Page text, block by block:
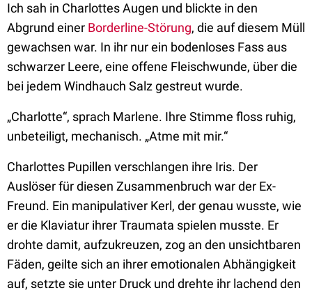
Ich sah in Charlottes Augen und blickte in den
Abgrund einer Borderline-Störung, die auf diesem Müll
gewachsen war. In ihr nur ein bodenloses Fass aus
schwarzer Leere, eine offene Fleischwunde, über die
bei jedem Windhauch Salz gestreut wurde.
„Charlotte“, sprach Marlene. Ihre Stimme floss ruhig,
unbeteiligt, mechanisch. „Atme mit mir.“
Charlottes Pupillen verschlangen ihre Iris. Der
Auslöser für diesen Zusammenbruch war der Ex-
Freund. Ein manipulativer Kerl, der genau wusste, wie
er die Klaviatur ihrer Traumata spielen musste. Er
drohte damit, aufzukreuzen, zog an den unsichtbaren
Fäden, geilte sich an ihrer emotionalen Abhängigkeit
auf, setzte sie unter Druck und drehte ihr lachend den